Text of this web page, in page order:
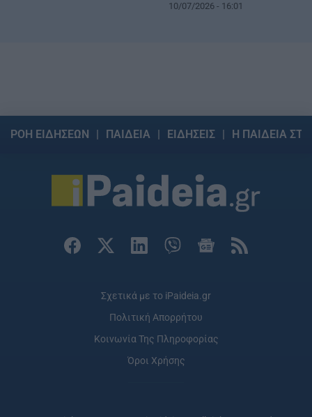
10/07/2026 - 16:01
ΡΟΗ ΕΙΔΗΣΕΩΝ ΠΑΙΔΕΙΑ ΕΙΔΗΣΕΙΣ Η ΠΑΙΔΕΙΑ
Σχετικά με το iPaideia.gr
Πολιτική Απορρήτου
Κοινωνία Της Πληροφορίας
Όροι Χρήσης